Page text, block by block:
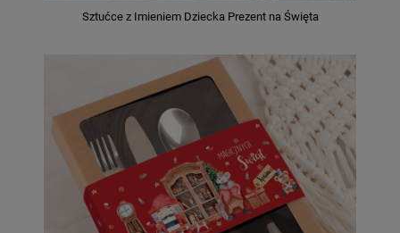
Sztućce z Imieniem Dziecka Prezent na Święta